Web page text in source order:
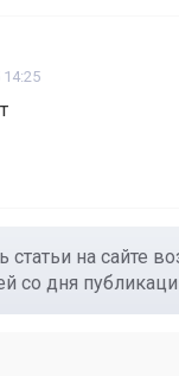
статьи на сайте
со дня